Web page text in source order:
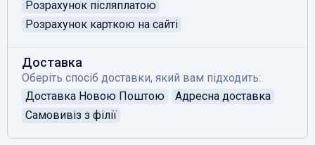
Розрахунок післяплатою
Розрахунок карткою на сайті
Доставка
Оберіть спосіб доставки, який вам підходить:
Доставка Новою Поштою
Адресна доставка
Самовивіз з філії